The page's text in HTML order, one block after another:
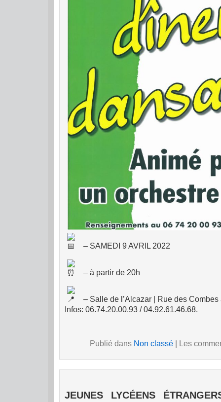
– SAMEDI 9 AVRIL 2022
– à partir de 20h
– Salle de l’Alcazar | Rue des
Infos: 06.74.20.00.93 / 04.92.61.46.68.
Publié dans Non classé| Les
JEUNES LYCÉENS